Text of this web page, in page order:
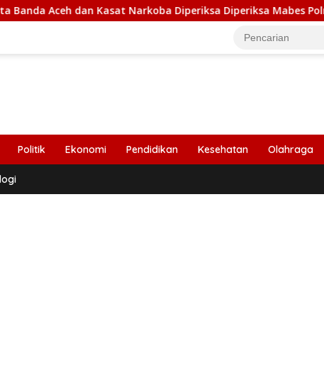
Kasat Narkoba Diperiksa Diperiksa Mabes Polri, Kasus Apa?
Politik Ekonomi Pendidikan Kesehatan Olahraga